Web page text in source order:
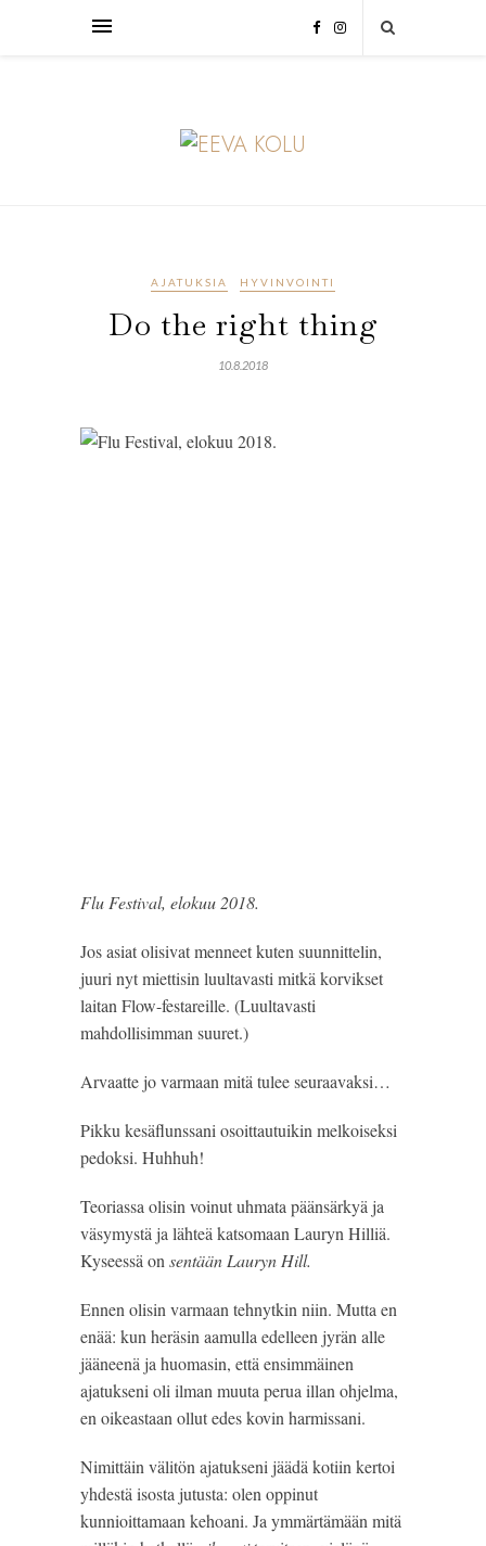
AJATUKSIA HYVINVOINTI
Do the right thing
10.8.2018
Flu Festival, elokuu 2018.
Jos asiat olisivat menneet kuten suunnittelin,
juuri nyt miettisin luultavasti mitkä korvikset
laitan Flow-festareille. (Luultavasti
mahdollisimman suuret.)
Arvaatte jo varmaan mitä tulee seuraavaksi…
Pikku kesäflunssani osoittautuikin melkoiseksi
pedoksi. Huhhuh!
Teoriassa olisin voinut uhmata päänsärkyä ja
väsymystä ja lähteä katsomaan Lauryn Hilliä.
Kyseessä on sentään Lauryn Hill.
Ennen olisin varmaan tehnytkin niin. Mutta en
enää: kun heräsin aamulla edelleen jyrän alle
jääneenä ja huomasin, että ensimmäinen
ajatukseni oli ilman muuta perua illan ohjelma,
en oikeastaan ollut edes kovin harmissani.
Nimittäin välitön ajatukseni jäädä kotiin kertoi
yhdestä isosta jutusta: olen oppinut
kunnioittamaan kehoani. Ja ymmärtämään mitä